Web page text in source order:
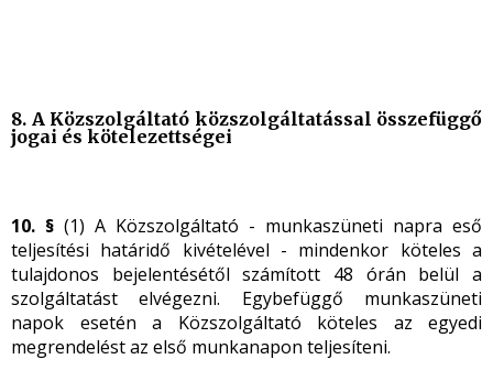
8. A Közszolgáltató közszolgáltatással összefüggő
jogai és kötelezettségei
10. § (1) A Közszolgáltató - munkaszüneti napra eső
teljesítési határidő kivételével - mindenkor köteles a
tulajdonos bejelentésétől számított 48 órán belül a
szolgáltatást elvégezni. Egybefüggő munkaszüneti
napok esetén a Közszolgáltató köteles az egyedi
megrendelést az első munkanapon teljesíteni.